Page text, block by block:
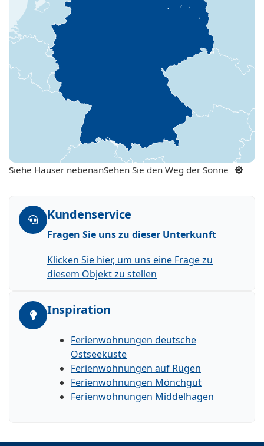
Siehe Häuser nebenanSehen Sie den Weg der Sonne
Kundenservice
Fragen Sie uns zu dieser Unterkunft
Klicken Sie hier, um uns eine Frage zu
diesem Objekt zu stellen
Inspiration
Ferienwohnungen deutsche
Ostseeküste
Ferienwohnungen auf Rügen
Ferienwohnungen Mönchgut
Ferienwohnungen Middelhagen